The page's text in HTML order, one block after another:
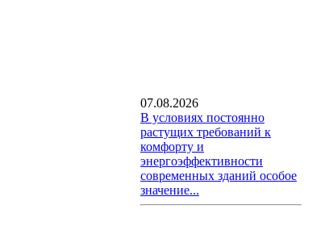
07.08.2026
В условиях постоянно
растущих требований к
комфорту и
энергоэффективности
современных зданий особое
значение...